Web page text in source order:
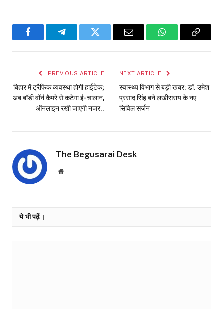
FacebookTelegramTwitter Email WhatsAppCopy
PREVIOUS ARTICLE
बिहार में ट्रैफिक व्यवस्था होगी हाईटेक;
अब बॉडी वॉर्न कैमरे से कटेगा ई-चालान,
ऑनलाइन रखी जाएगी नजर..
NEXT ARTICLE
स्वास्थ्य विभाग से बड़ी खबर: डॉ. उमेश
प्रसाद सिंह बने लखीसराय के नए
सिविल सर्जन
The Begusarai Desk
Website
ये भी पढ़ें।